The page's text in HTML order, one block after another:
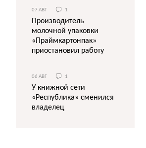
07 АВГ 1
Производитель
молочной упаковки
«Праймкартонпак»
приостановил работу
06 АВГ 1
У книжной сети
«Республика» сменился
владелец